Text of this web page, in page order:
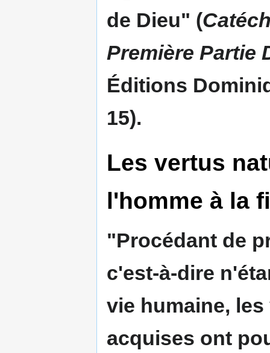
de Dieu" (
Première Partie
Éditions
15).
Les vertus
l'homme à la
"Procédant de
c'est-à-dire
vie humaine,
acquises ont